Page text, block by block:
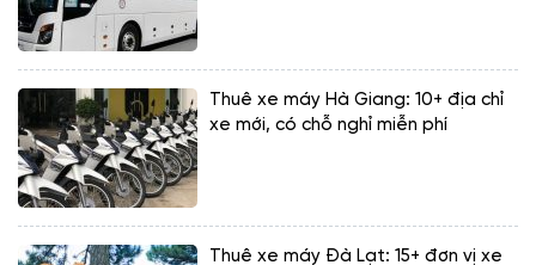
Thuê xe máy Hà Giang: 10+ địa chỉ
xe mới, có chỗ nghỉ miễn phí
Thuê xe máy Đà Lạt: 15+ đơn vị xe